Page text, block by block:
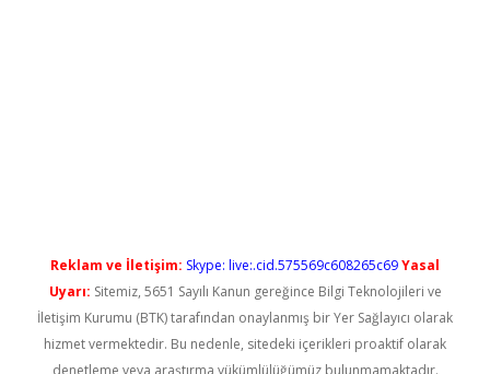
Reklam ve İletişim: Skype: live:.cid.575569c608265c69Yasal
Uyarı: Sitemiz, 5651 Sayılı Kanun gereğince Bilgi Teknolojileri ve
İletişim Kurumu (BTK) tarafından onaylanmış bir Yer Sağlayıcı olarak
hizmet vermektedir. Bu nedenle, sitedeki içerikleri proaktif olarak
denetleme veya araştırma yükümlülüğümüz bulunmamaktadır.